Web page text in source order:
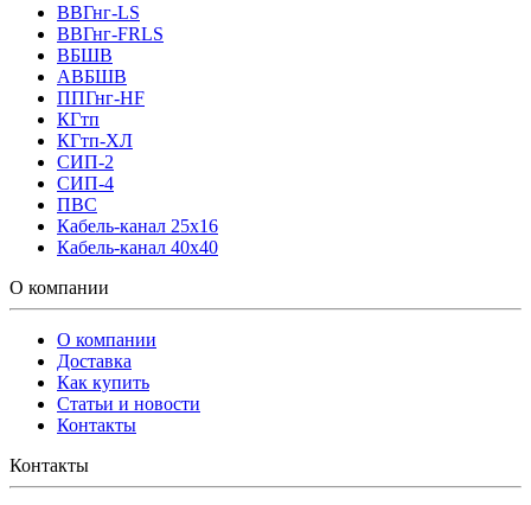
ВВГнг-LS
ВВГнг-FRLS
ВБШВ
АВБШВ
ППГнг-HF
КГтп
КГтп-ХЛ
СИП-2
СИП-4
ПВС
Кабель-канал 25х16
Кабель-канал 40х40
О компании
О компании
Доставка
Как купить
Статьи и новости
Контакты
Контакты